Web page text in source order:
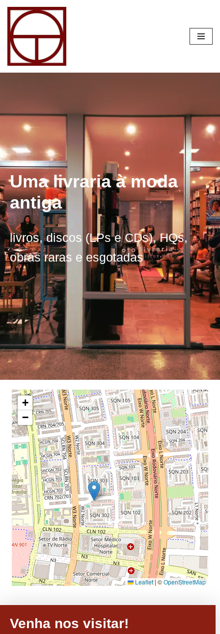
Pular
para
conteúdo
Uma livraria à moda
antiga
livros, discos (LPs e CDs), HQs,
obras raras e esgotadas
+
−
Leaflet | ©OpenStreetMap
Venha nos visitar!